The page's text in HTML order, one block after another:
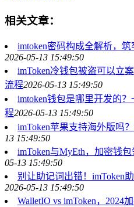
相关文章：
imtoken密码构成全解析，
2026-05-13 15:49:50
imToken冷钱包被盗可以立
流程2026-05-13 15:49:50
imtoken钱包是哪里开发的
程2026-05-13 15:49:50
imToken苹果支持海外版吗
13 15:49:50
imToken与MyEth，加密钱
05-13 15:49:50
别让助记词出错！imToken
2026-05-13 15:49:50
WalletIO vs imToken，2024